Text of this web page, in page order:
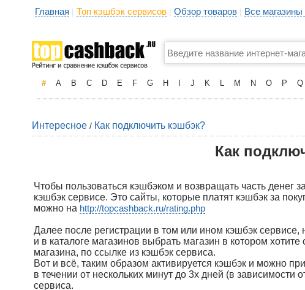
Главная | Топ кэшбэк сервисов | Обзор товаров | Все
# A B C D E F G H J K L M N O P Q
Интересное / Как подключить кэшбэк?
Как
Чтобы пользоваться кэшбэком и возвращать часть денег
кэшбэк сервисе. Это сайты, которые платят кэшбэк за
можно на http://topcashback.ru/rating.php
Далее после регистрации в том или ином кэшбэк
и в каталоге магазинов выбрать магазин в котором
магазина, по ссылке из кэшбэк сервиса.
Вот и всё, таким образом активируется кэшбэк и можно
в течении от нескольких минут до 3х дней (в
сервиса.